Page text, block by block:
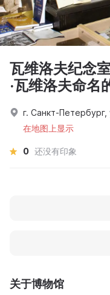
关于博物馆
瓦维洛夫纪念
·瓦维洛夫命名
г. Санкт-
在地图上显示
0 还没有印象